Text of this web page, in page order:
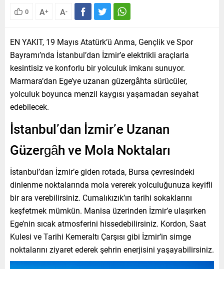
0 A+ A-
EN YAKIT, 19 Mayıs Atatürk’ü Anma, Gençlik ve Spor
Bayramı’nda İstanbul’dan İzmir’e elektrikli araçlarla
kesintisiz ve konforlu bir yolculuk imkanı sunuyor.
Marmara’dan Ege’ye uzanan güzergâhta sürücüler,
yolculuk boyunca menzil kaygısı yaşamadan seyahat
edebilecek.
İstanbul’dan İzmir’e Uzanan
Güzergâh ve Mola Noktaları
İstanbul’dan İzmir’e giden rotada, Bursa çevresindeki
dinlenme noktalarında mola vererek yolculuğunuza keyifli
bir ara verebilirsiniz. Cumalıkızık’ın tarihi sokaklarını
keşfetmek mümkün. Manisa üzerinden İzmir’e ulaşırken
Ege’nin sıcak atmosferini hissedebilirsiniz. Kordon, Saat
Kulesi ve Tarihi Kemeraltı Çarşısı gibi İzmir’in simge
noktalarını ziyaret ederek şehrin enerjisini yaşayabilirsiniz.